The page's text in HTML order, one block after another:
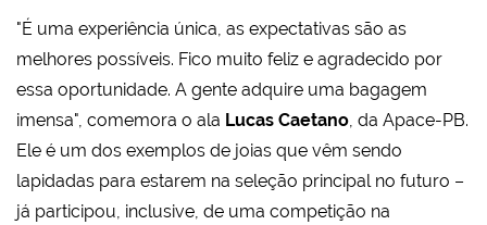
"É uma experiência única, as expectativas são as
melhores possíveis. Fico muito feliz e agradecido por
essa oportunidade. A gente adquire uma bagagem
imensa", comemora o ala Lucas Caetano, da Apace-PB.
Ele é um dos exemplos de joias que vêm sendo
lapidadas para estarem na seleção principal no futuro –
já participou, inclusive, de uma competição na